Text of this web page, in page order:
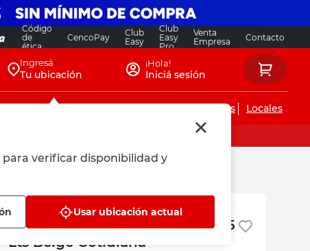
Código
de
ética
CencoPay
Club
Easy
Club
Easy
Pro
Venta
Empresa
Contacto
Ingresá
Tu ubicación
verificar disponibilidad y
Usar ubicación actual
¡Hola!
Iniciá sesión
Servicios de instalaciones Locales
M+Design
Cesto de Basura Símil Ratán 11,5
Lts Beige Cotidiana